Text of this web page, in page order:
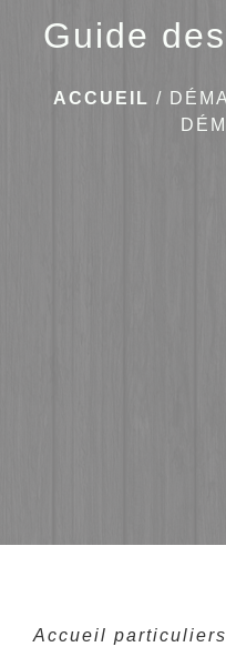
Guide
ACCUEIL /
Accueil particuliers